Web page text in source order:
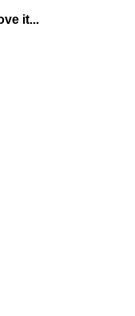
it...